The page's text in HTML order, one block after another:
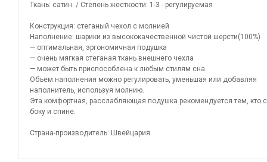
Ткань: сатин / Степень жесткости: 1-3 - регулируемая
Конструкция: стеганый чехол с молнией
Наполнение: шарики из высококачественной чистой шерсти(100%)
— оптимальная, эргономичная подушка
— очень мягкая стеганая ткань внешнего чехла
— может быть приспособлена к любым стилям сна.
Объем наполнения можно регулировать, уменьшая или добавляя
наполнитель, используя молнию.
Эта комфортная, расслабляющая подушка рекомендуется тем, кто
боку и спине.
Страна-производитель: Швейцария